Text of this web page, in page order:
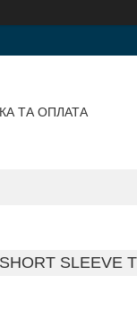
ТА ОПЛАТА
SLEEVE